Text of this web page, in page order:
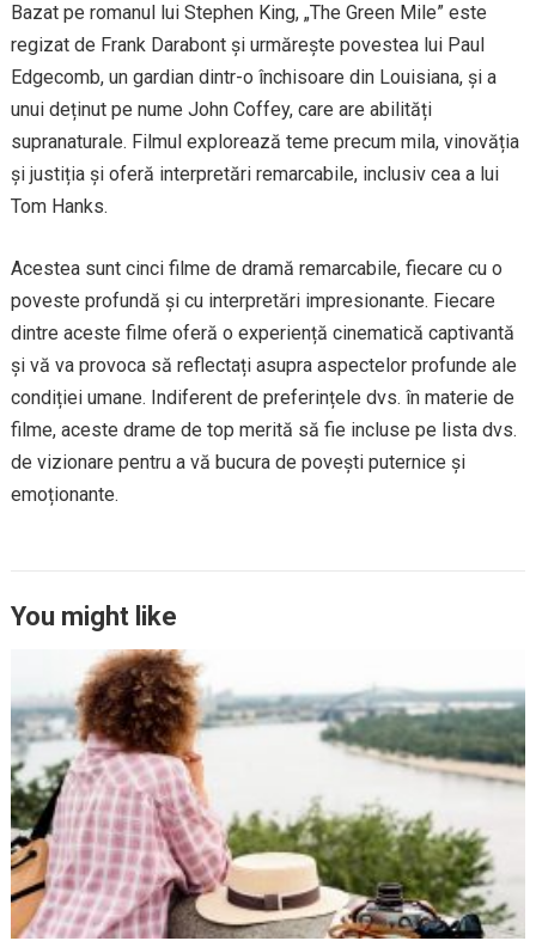
Bazat pe romanul lui Stephen King, „The Green Mile” este
regizat de Frank Darabont și urmărește povestea lui Paul
Edgecomb, un gardian dintr-o închisoare din Louisiana, și a
unui deținut pe nume John Coffey, care are abilități
supranaturale. Filmul explorează teme precum mila, vinovăția
și justiția și oferă interpretări remarcabile, inclusiv cea a lui
Tom Hanks.
Acestea sunt cinci filme de dramă remarcabile, fiecare cu o
poveste profundă și cu interpretări impresionante. Fiecare
dintre aceste filme oferă o experiență cinematică captivantă
și vă va provoca să reflectați asupra aspectelor profunde ale
condiției umane. Indiferent de preferințele dvs. în materie de
filme, aceste drame de top merită să fie incluse pe lista dvs.
de vizionare pentru a vă bucura de povești puternice și
emoționante.
You might like